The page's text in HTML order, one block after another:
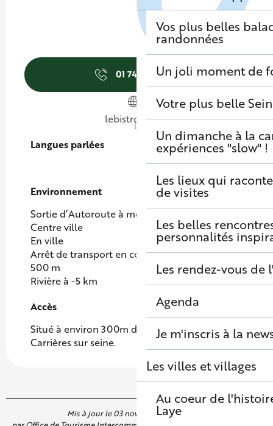
Vos plus belles
randonnées
Un joli moment de
Votre plus belle
Un dimanche à la
expériences "slow" !
Les lieux qui
de visites
Les belles
personnalités
Les rendez-vous de
Agenda
Je m'inscris à la
Les villes et villages
Au coeur de
Laye
01 74 92 52▒▒
lebistrouille.fr
Langues parlées
Langues parlées
Environnement
Environnement
Sortie d’Autoroute à moins de 5 km
Centre ville
En ville
Arrêt de transport en commun à moins de
500 m
Rivière à -5 km
Accès
Accès
Situé à environ 300m de la gare de Houilles-
Carrières sur seine.
Mis à jour le 03 novembre 2025 à 10:15